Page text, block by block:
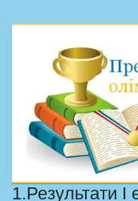
1.Результати І